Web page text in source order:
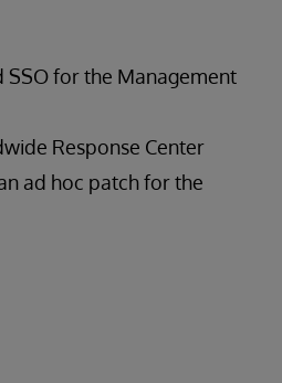
SSO for the Management
Response Center
ad hoc patch for the